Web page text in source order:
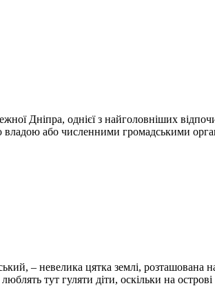
Дніпра, однієї з найголовніших
владою або численними громадськими
– невелика цятка землі,
тут гуляти діти, оскільки на острові